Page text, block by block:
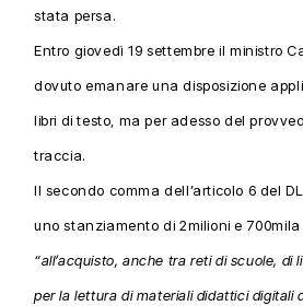
stata persa.
Entro giovedì 19 settembre il ministro
dovuto emanare una disposizione
libri di testo, ma per adesso del
traccia.
Il secondo comma dell’articolo 6 del
uno stanziamento di 2milioni e
“all’acquisto, anche tra reti di scuole, di
per la lettura di materiali didattici digitali